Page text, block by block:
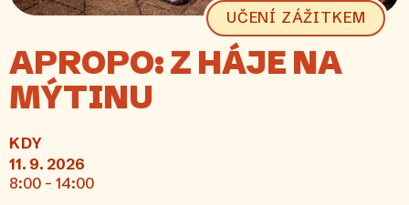
UČENÍ ZÁŽITKEM
APROPO: Z HÁJE NA
MÝTINU
KDY
11. 9. 2026
8:00 - 14:00